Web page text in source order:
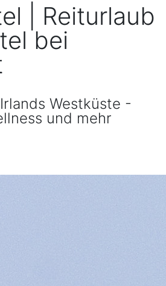
| Reiturlaub
bei
Westküste -
und mehr